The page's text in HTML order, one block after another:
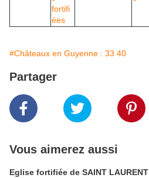
#Châteaux en Guyenne : 33 40
Partager
Vous aimerez aussi
Eglise fortifiée de SAINT LAURENT